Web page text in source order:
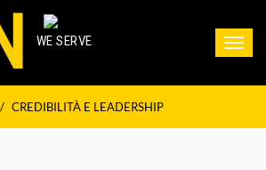
WE SERVE
/ CREDIBILITÀ E LEADERSHIP